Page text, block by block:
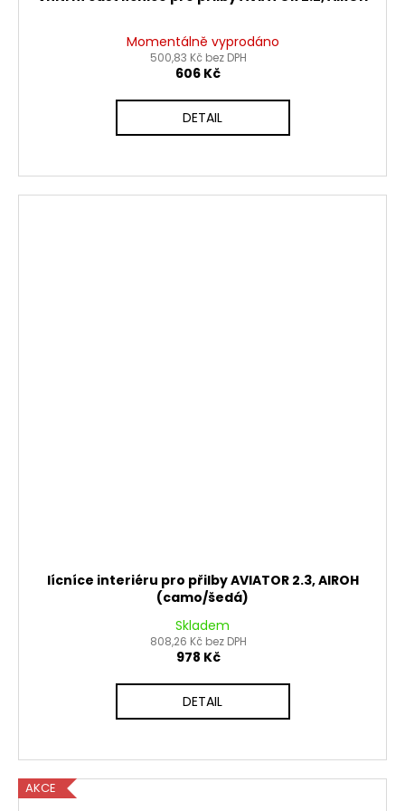
Momentálně vyprodáno
500,83 Kč bez DPH
606 Kč
DETAIL
lícníce interiéru pro přilby AVIATOR 2.3, AIROH
(camo/šedá)
Skladem
808,26 Kč bez DPH
978 Kč
DETAIL
AKCE